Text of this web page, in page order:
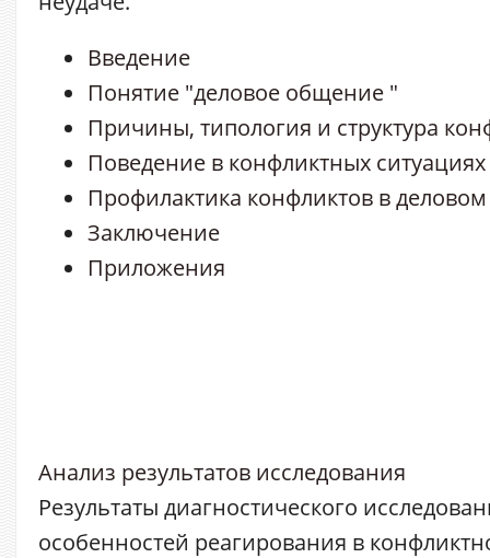
Введение
Понятие "деловое общение "
Причины, типология и структура
Поведение в конфликтных ситуациях
Профилактика конфликтов в
Заключение
Приложения
Анализ результатов исследования
Результаты диагностического
особенностей реагирования в